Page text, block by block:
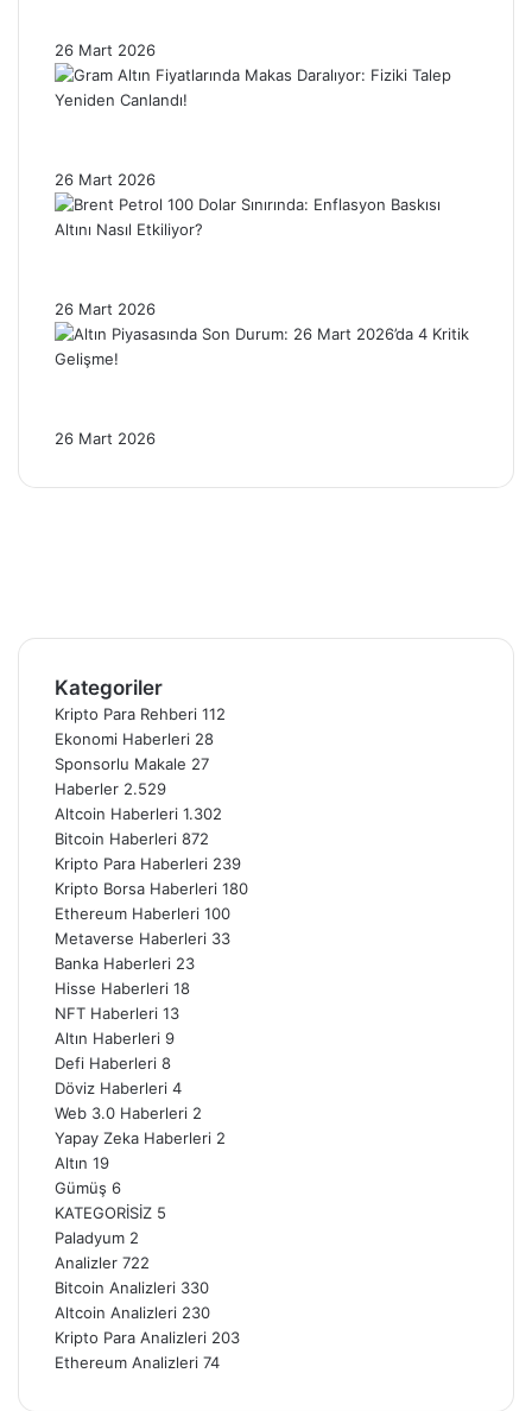
26 Mart 2026
26 Mart 2026
26 Mart 2026
26 Mart 2026
Kategoriler
Kripto Para Rehberi 112
Ekonomi Haberleri 28
Sponsorlu Makale 27
Haberler 2.529
Altcoin Haberleri 1.302
Bitcoin Haberleri 872
Kripto Para Haberleri 239
Kripto Borsa Haberleri 180
Ethereum Haberleri 100
Metaverse Haberleri 33
Banka Haberleri 23
Hisse Haberleri 18
NFT Haberleri 13
Altın Haberleri 9
Defi Haberleri 8
Döviz Haberleri 4
Web 3.0 Haberleri 2
Yapay Zeka Haberleri 2
Altın 19
Gümüş 6
KATEGORİSİZ 5
Paladyum 2
Analizler 722
Bitcoin Analizleri 330
Altcoin Analizleri 230
Kripto Para Analizleri 203
Ethereum Analizleri 74